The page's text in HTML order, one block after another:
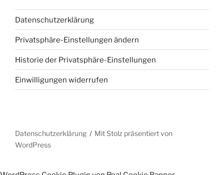
Datenschutzerklärung
Privatsphäre-Einstellungen ändern
Historie der Privatsphäre-Einstellungen
Einwilligungen widerrufen
Datenschutzerklärung
Mit Stolz präsentiert von
WordPress